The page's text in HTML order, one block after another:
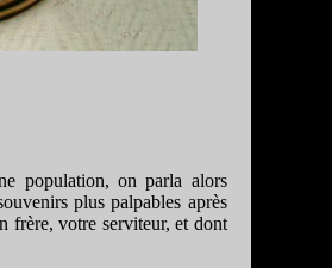
population, on parla alors
plus palpables après
frère, votre serviteur, et dont